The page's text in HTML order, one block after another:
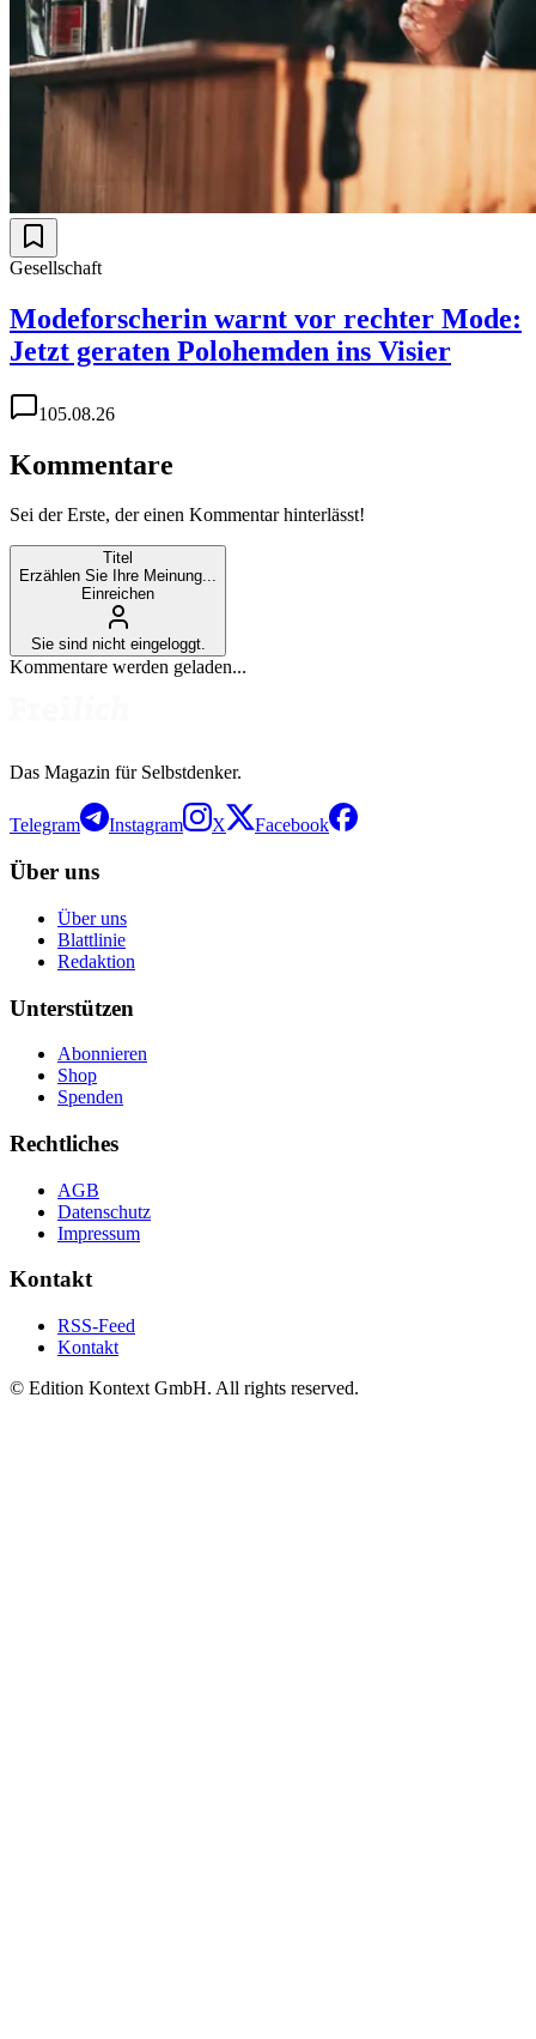
Gesellschaft
Modeforscherin warnt vor rechter Mode:
Jetzt geraten Polohemden ins Visier
105.08.26
Kommentare
Sei der Erste, der einen Kommentar hinterlässt!
Titel
Erzählen Sie Ihre Meinung...
Einreichen
Sie sind nicht eingeloggt.
Kommentare werden geladen...
Das Magazin für Selbstdenker.
Telegram Instagram X Facebook
Über uns
Über uns
Blattlinie
Redaktion
Unterstützen
Abonnieren
Shop
Spenden
Rechtliches
AGB
Datenschutz
Impressum
Kontakt
RSS-Feed
Kontakt
© Edition Kontext GmbH. All rights reserved.